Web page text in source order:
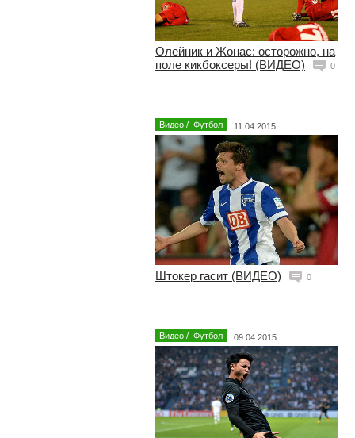
Олейник и Жонас: осторожно, на
поле кикбоксеры! (ВИДЕО)
0
Видео / Футбол 11.04.2015
Штокер гасит (ВИДЕО) 0
Видео / Футбол 09.04.2015